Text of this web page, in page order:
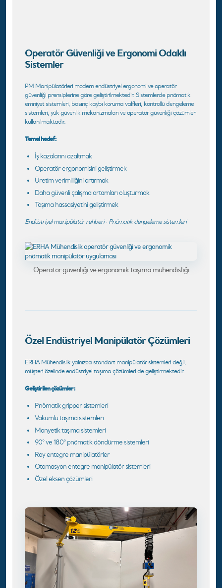
Operatör Güvenliği ve Ergonomi Odaklı
Sistemler
PM Manipülatörleri modern endüstriyel ergonomi ve operatör
güvenliği prensiplerine göre geliştirilmektedir. Sistemlerde pnömatik
emniyet sistemleri, basınç kaybı koruma valfleri, kontrollü dengeleme
sistemleri, yük güvenlik mekanizmaları ve operatör güvenliği çözümleri
kullanılmaktadır.
Temel hedef:
İş kazalarını azaltmak
Operatör ergonomisini geliştirmek
Üretim verimliliğini artırmak
Daha güvenli çalışma ortamları oluşturmak
Taşıma hassasiyetini geliştirmek
Endüstriyel manipülatör rehberi· Pnömatik dengeleme sistemleri
Operatör güvenliği ve ergonomik taşıma mühendisliği
Özel Endüstriyel Manipülatör Çözümleri
ERHA Mühendislik yalnızca standart manipülatör sistemleri değil,
müşteri özelinde endüstriyel taşıma çözümleri de geliştirmektedir.
Geliştirilen çözümler:
Pnömatik gripper sistemleri
Vakumlu taşıma sistemleri
Manyetik taşıma sistemleri
90° ve 180° pnömatik döndürme sistemleri
Ray entegre manipülatörler
Otomasyon entegre manipülatör sistemleri
Özel eksen çözümleri